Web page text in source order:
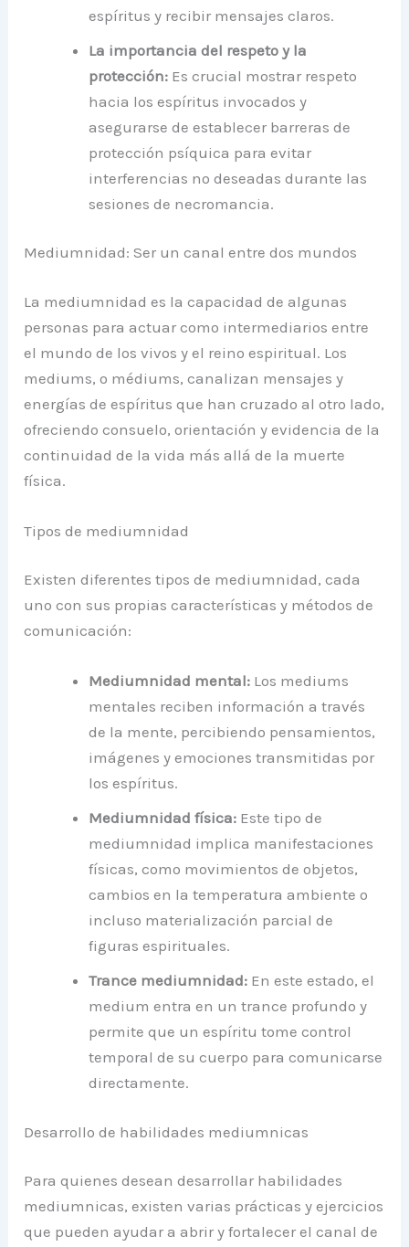
espíritus y recibir mensajes claros.
La importancia del respeto y la
protección: Es crucial mostrar respeto
hacia los espíritus invocados y
asegurarse de establecer barreras de
protección psíquica para evitar
interferencias no deseadas durante las
sesiones de necromancia.
Mediumnidad: Ser un canal entre dos mundos
La mediumnidad es la capacidad de algunas
personas para actuar como intermediarios entre
el mundo de los vivos y el reino espiritual. Los
mediums, o médiums, canalizan mensajes y
energías de espíritus que han cruzado al otro lado,
ofreciendo consuelo, orientación y evidencia de la
continuidad de la vida más allá de la muerte
física.
Tipos de mediumnidad
Existen diferentes tipos de mediumnidad, cada
uno con sus propias características y métodos de
comunicación:
Mediumnidad mental: Los mediums
mentales reciben información a través
de la mente, percibiendo pensamientos,
imágenes y emociones transmitidas por
los espíritus.
Mediumnidad física: Este tipo de
mediumnidad implica manifestaciones
físicas, como movimientos de objetos,
cambios en la temperatura ambiente o
incluso materialización parcial de
figuras espirituales.
Trance mediumnidad: En este estado, el
medium entra en un trance profundo y
permite que un espíritu tome control
temporal de su cuerpo para comunicarse
directamente.
Desarrollo de habilidades mediumnicas
Para quienes desean desarrollar habilidades
mediumnicas, existen varias prácticas y ejercicios
que pueden ayudar a abrir y fortalecer el canal de